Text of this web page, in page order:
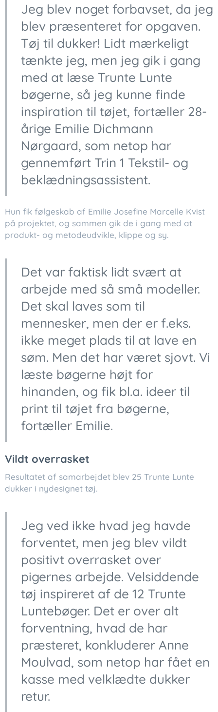
Jeg blev noget forbavset, da jeg
blev præsenteret for opgaven.
Tøj til dukker! Lidt mærkeligt
tænkte jeg, men jeg gik i gang
med at læse Trunte Lunte
bøgerne, så jeg kunne finde
inspiration til tøjet, fortæller 28-
årige Emilie Dichmann
Nørgaard, som netop har
gennemført Trin 1 Tekstil- og
beklædningsassistent.
Hun fik følgeskab af Emilie Josefine Marcelle Kvist
på projektet, og sammen gik de i gang med at
produkt- og metodeudvikle, klippe og sy.
Det var faktisk lidt svært at
arbejde med så små modeller.
Det skal laves som til
mennesker, men der er f.eks.
ikke meget plads til at lave en
søm. Men det har været sjovt. Vi
læste bøgerne højt for
hinanden, og fik bl.a. ideer til
print til tøjet fra bøgerne,
fortæller Emilie.
Vildt overrasket
Resultatet af samarbejdet blev 25 Trunte Lunte
dukker i nydesignet tøj.
Jeg ved ikke hvad jeg havde
forventet, men jeg blev vildt
positivt overrasket over
pigernes arbejde. Velsiddende
tøj inspireret af de 12 Trunte
Luntebøger. Det er over alt
forventning, hvad de har
præsteret, konkluderer Anne
Moulvad, som netop har fået en
kasse med velklædte dukker
retur.